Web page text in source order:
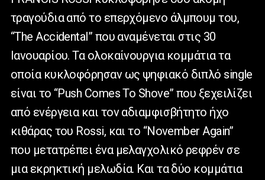
τραγούδια από το επερχόμενο άλμπουμ του,
“The Accidental” που αναμένεται στις 30
Ιανουαρίου. Τα ολοκαίνουργια κομμάτια τα
οποία κυκλοφόρησαν ως ψηφιακό διπλό single
είναι το “Push Comes To Shove” που ξεχειλίζει
από ενέργεια και τον αδιαμφισβήτητο ήχο
κιθάρας του Rossi, και το “November Again”
που μετατρέπει ένα μελαγχολικό ρεφρέν σε
μια εκρηκτική μελωδία. Και τα δύο κομμάτια